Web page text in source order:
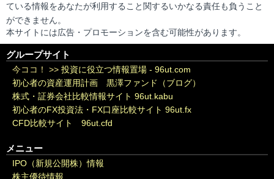
ている情報をあなたが利用すること関するいかなる責任も負うこと
ができません。
本サイトには広告・プロモーションを含む可能性があります。
グループサイト
今ココ！ >> 投資に役立つ情報置場 - 96ut.com
初心者の資産運用計画 黒澤ファンド（ブログ）
株式・証券会社比較情報サイト 96ut.kabu
初心者のFX投資法・FX口座比較サイト 96ut.fx
CFD比較サイト 96ut.cfd
メニュー
IPO（新規公開株）情報
株主優待情報